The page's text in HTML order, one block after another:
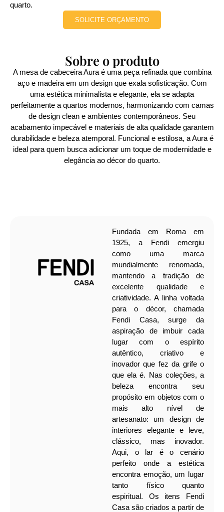
quarto.
SOLICITE ORÇAMENTO
Sobre o produto
A mesa de cabeceira Aura é uma peça refinada que combina
aço e madeira em um design que exala sofisticação. Com
uma estética minimalista e elegante, ela se adapta
perfeitamente a quartos modernos, harmonizando com camas
de design clean e ambientes contemporâneos. Seu
acabamento impecável e materiais de alta qualidade garantem
durabilidade e beleza atemporal. Funcional e estilosa, a Aura é
ideal para quem busca adicionar um toque de modernidade e
elegância ao décor do quarto.
Fundada em Roma em
1925, a Fendi emergiu
como uma marca
mundialmente renomada,
mantendo a tradição de
excelente qualidade e
criatividade. A linha voltada
para o décor, chamada
Fendi Casa, surge da
aspiração de imbuir cada
lugar com o espírito
autêntico, criativo e
inovador que fez da grife o
que ela é. Nas coleções, a
beleza encontra seu
propósito em objetos com o
mais alto nível de
artesanato: um design de
interiores elegante e leve,
clássico, mas inovador.
Aqui, o lar é o cenário
perfeito onde a estética
encontra emoção, um lugar
tanto físico quanto
espiritual.
Os itens Fendi
Casa são criados a partir de